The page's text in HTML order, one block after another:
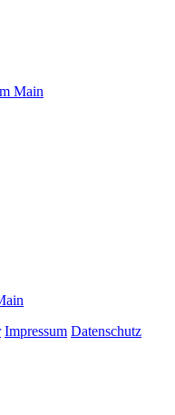
Main
Impressum Datenschutz